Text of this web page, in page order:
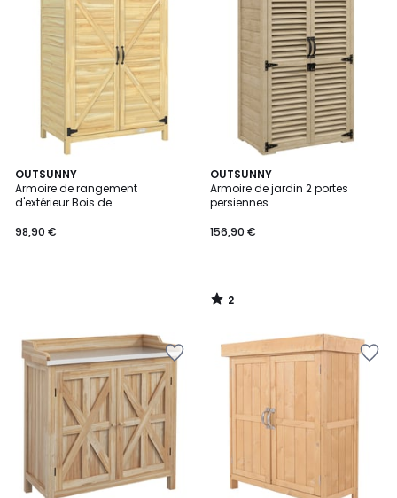
OUTSUNNY
Armoire de rangement
d'extérieur Bois de
98,90 €
OUTSUNNY
Armoire de jardin 2 portes
persiennes
156,90 €
2
/
5
2
/